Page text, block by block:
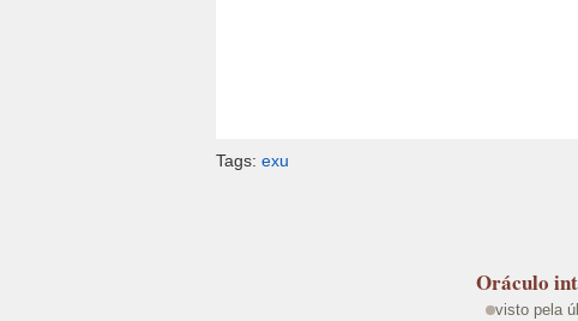
Tags: exu
Oráculo
visto pela